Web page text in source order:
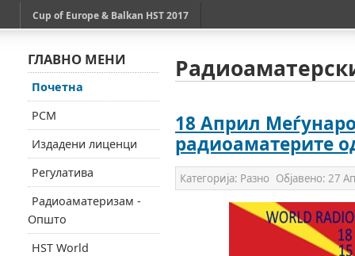
Cup of Europe & Balkan HST 2017
18 Април
радиоаматерите
Категорија: Разно Објавено: 27
ГЛАВНО МЕНИ
Почетна
РСМ
Издадени лиценци
Регулатива
Радиоаматеризам -
Општо
HST World